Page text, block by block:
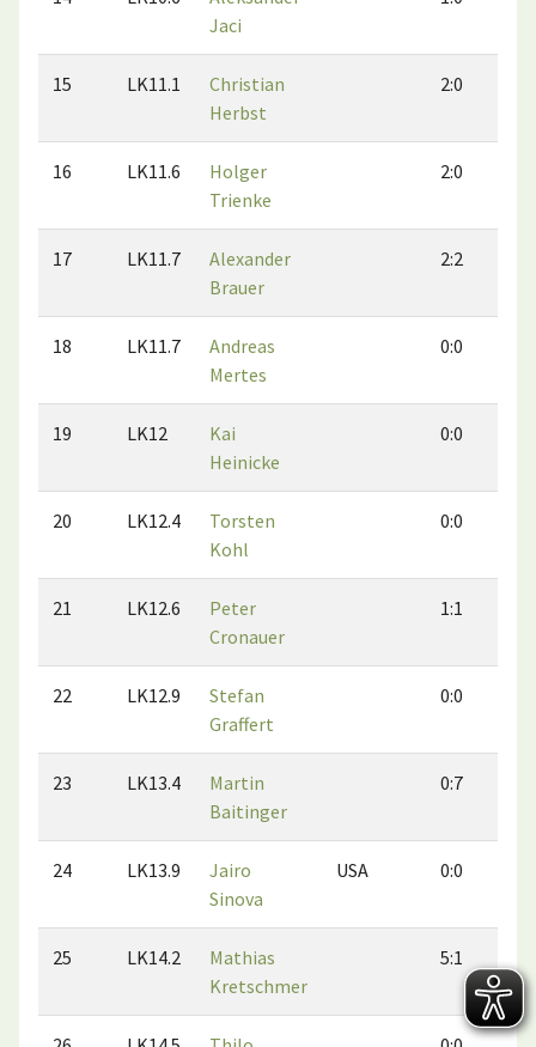
Jaci
15 LK11.1
Christian
Herbst
2:0
16 LK11.6
Holger
Trienke
2:0
17 LK11.7
Alexander
Brauer
2:2
18 LK11.7
Andreas
Mertes
0:0
19 LK12
Kai
Heinicke
0:0
20 LK12.4
Torsten
Kohl
0:0
21 LK12.6
Peter
Cronauer
1:1
22 LK12.9
Stefan
Graffert
0:0
23 LK13.4
Martin
Baitinger
0:7
24 LK13.9
Jairo
Sinova
USA 0:0
25 LK14.2
Mathias
Kretschmer
5:1